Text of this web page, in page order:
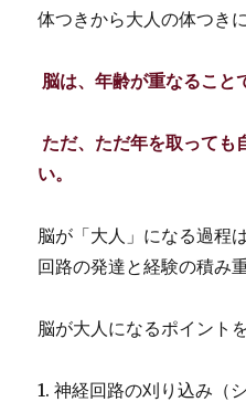
体つきから大人の体つき
脳は、年齢が重なること
ただ、ただ年を取っても
い。
脳が「大人」になる過程
回路の発達と経験の積み
脳が大人になるポイント
1. 神経回路の刈り込み（